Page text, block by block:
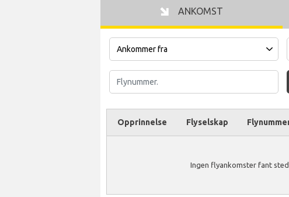
ANKOMST
Opprinnelse Flyselskap
Ingen flyankomster fant